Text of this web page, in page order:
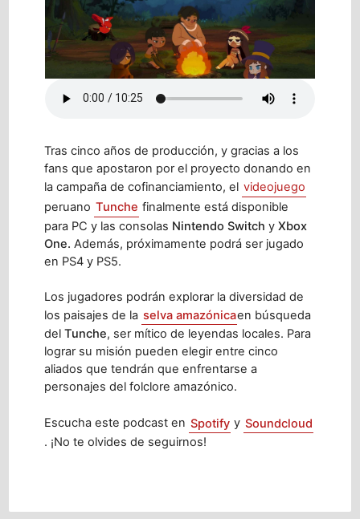
Tras cinco años de producción, y gracias a los
fans que apostaron por el proyecto donando en
la campaña de cofinanciamiento, el videojuego
peruano Tunche finalmente está disponible
para PC y las consolas Nintendo SwitchyXbox
One. Además, próximamente podrá ser jugado
en PS4 y PS5.
Los jugadores podrán explorar la diversidad de
los paisajes de la selva amazónicaen búsqueda
del Tunche, ser mítico de leyendas locales. Para
lograr su misión pueden elegir entre cinco
aliados que tendrán que enfrentarse a
personajes del folclore amazónico.
Escucha este podcast en Spotify y Soundcloud
. ¡No te olvides de seguirnos!